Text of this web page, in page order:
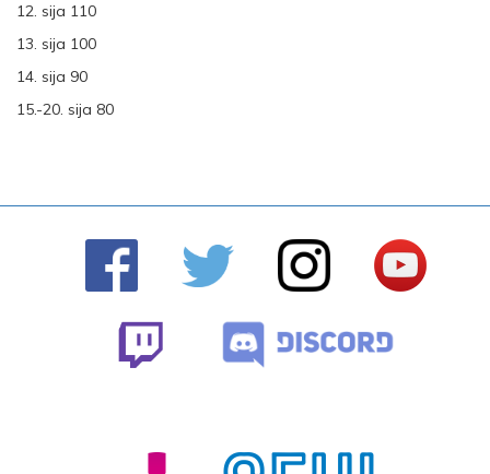
12. sija 110
13. sija 100
14. sija 90
15.-20. sija 80